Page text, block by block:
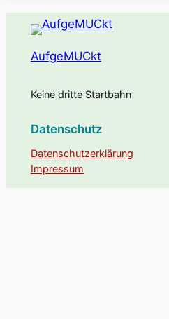
AufgeMUCkt
Keine dritte Startbahn
Datenschutz
Datenschutzerklärung
Impressum